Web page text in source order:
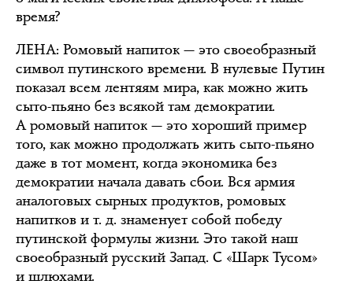
время?
ЛЕНА: Ромовый напиток — это своеобразный
символ путинского времени. В нулевые Путин
показал всем лентяям мира, как можно жить
сыто-пьяно без всякой там демократии.
А ромовый напиток — это хороший пример
того, как можно продолжать жить сыто-пьяно
даже в тот момент, когда экономика без
демократии начала давать сбои. Вся армия
аналоговых сырных продуктов, ромовых
напитков и т. д. знаменует собой победу
путинской формулы жизни. Это такой наш
своеобразный русский Запад. С «Шарк Тусом»
и шлюхами.